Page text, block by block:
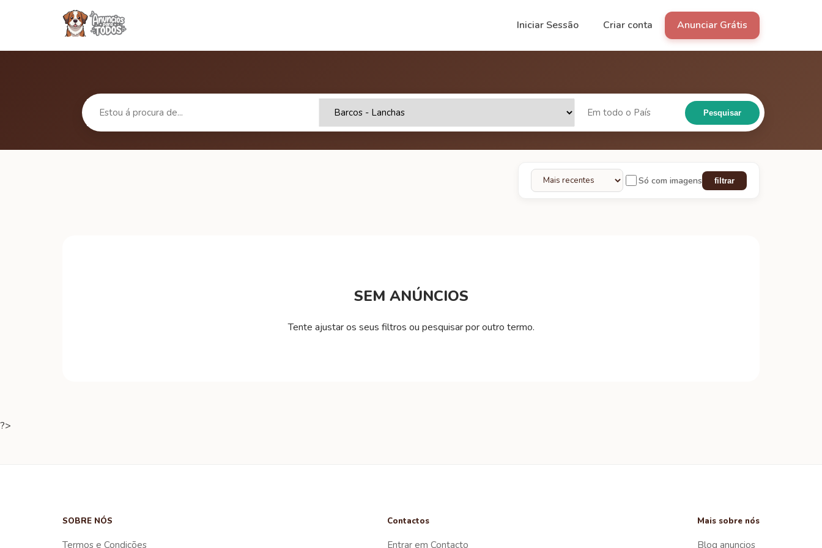
Iniciar Sessão Criar conta Anunciar Grátis
Pesquisar
Só com imagens filtrar
SEM ANÚNCIOS
Tente ajustar os seus filtros ou pesquisar por outro termo.
?>
SOBRE NÓS
Termos e Condições
Contactos
Entrar em Contacto
Mais sobre nós
Blog anuncios